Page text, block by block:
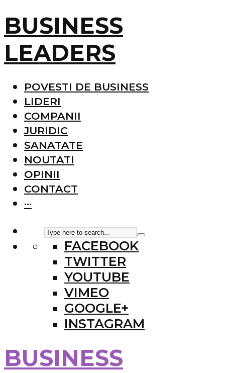
BUSINESS
LEADERS
POVESTI DE BUSINESS
LIDERI
COMPANII
JURIDIC
SANATATE
NOUTATI
OPINII
CONTACT
···
FACEBOOK
TWITTER
YOUTUBE
VIMEO
GOOGLE+
INSTAGRAM
BUSINESS